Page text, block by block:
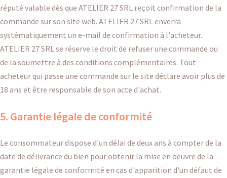
réputé valable dès que ATELIER 27 SRL reçoit confirmation de la
commande sur son site web. ATELIER 27 SRL enverra
systématiquement un e-mail de confirmation à l'acheteur.
ATELIER 27 SRL se réserve le droit de refuser une commande ou
de la soumettre à des conditions complémentaires. Tout
acheteur qui passe une commande sur le site déclare avoir plus de
18 ans et être responsable de son acte d'achat.
5. Garantie légale de conformité
Le consommateur dispose d'un délai de deux ans à compter de la
date de délivrance du bien pour obtenir la mise en oeuvre de la
garantie légale de conformité en cas d'apparition d'un défaut de